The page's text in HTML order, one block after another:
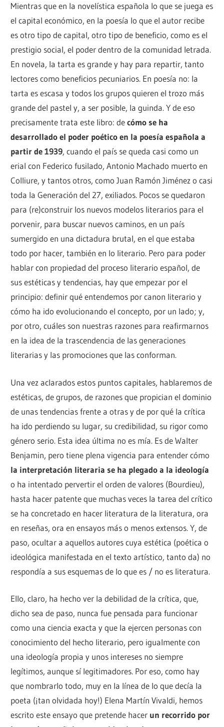
Mientras que en la novelística española lo que se juega es
el capital económico, en la poesía lo que el autor recibe
es otro tipo de capital, otro tipo de beneficio, como es el
prestigio social, el poder dentro de la comunidad letrada.
En novela, la tarta es grande y hay para repartir, tanto
lectores como beneficios pecuniarios. En poesía no: la
tarta es escasa y todos los grupos quieren el trozo más
grande del pastel y, a ser posible, la guinda. Y de eso
precisamente trata este libro: decómo se ha
desarrollado el poder poético en la poesía española a
partir de 1939, cuando el país se queda casi como un
erial con Federico fusilado, Antonio Machado muerto en
Colliure, y tantos otros, como Juan Ramón Jiménez o casi
toda la Generación del 27, exiliados. Pocos se quedaron
para (re)construir los nuevos modelos literarios para el
porvenir, para buscar nuevos caminos, en un país
sumergido en una dictadura brutal, en el que estaba
todo por hacer, también en lo literario. Pero para poder
hablar con propiedad del proceso literario español, de
sus estéticas y tendencias, hay que empezar por el
principio: definir qué entendemos por canon literario y
cómo ha ido evolucionando el concepto, por un lado; y,
por otro, cuáles son nuestras razones para reafirmarnos
en la idea de la trascendencia de las generaciones
literarias y las promociones que las conforman.
Una vez aclarados estos puntos capitales, hablaremos de
estéticas, de grupos, de razones que propician el dominio
de unas tendencias frente a otras y de por qué la crítica
ha ido perdiendo su lugar, su credibilidad, su rigor como
género serio. Esta idea última no es mía. Es de Walter
Benjamin, pero tiene plena vigencia para entender cómo
la interpretación literaria se ha plegado a la ideología
o ha intentado pervertir el orden de valores (Bourdieu),
hasta hacer patente que muchas veces la tarea del crítico
se ha concretado en hacer literatura de la literatura, ora
en reseñas, ora en ensayos más o menos extensos. Y, de
paso, ocultar a aquellos autores cuya estética (poética o
ideológica manifestada en el texto artístico, tanto da) no
respondía a sus esquemas de lo que es / no es literatura.
Ello, claro, ha hecho ver la debilidad de la crítica, que,
dicho sea de paso, nunca fue pensada para funcionar
como una ciencia exacta y que la ejercen personas con
conocimiento del hecho literario, pero igualmente con
una ideología propia y unos intereses no siempre
legítimos, aunque sí legitimadores. Por eso, como hay
que nombrarlo todo, muy en la línea de lo que decía la
poeta (¡tan olvidada hoy!) Elena Martín Vivaldi, hemos
escrito este ensayo que pretende hacer un recorrido por